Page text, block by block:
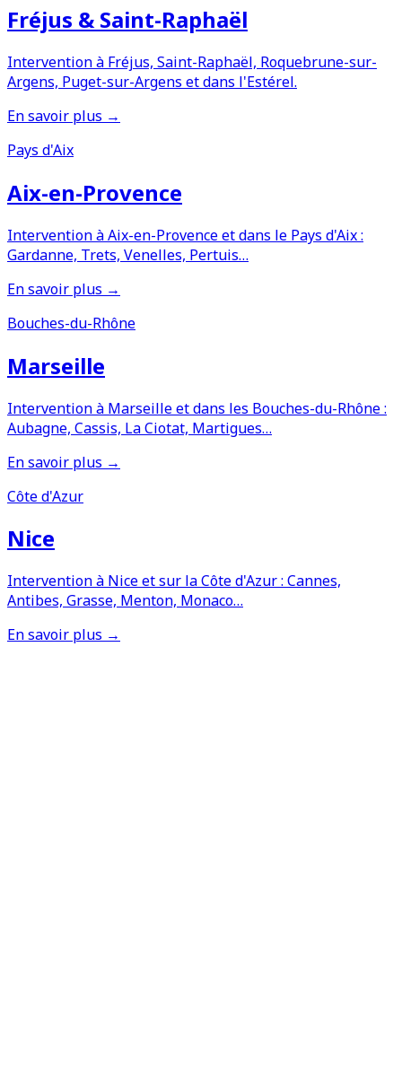
Fréjus & Saint-Raphaël
Intervention à Fréjus, Saint-Raphaël, Roquebrune-sur-
Argens, Puget-sur-Argens et dans l'Estérel.
En savoir plus →
Pays d'Aix
Aix-en-Provence
Intervention à Aix-en-Provence et dans le Pays d'Aix :
Gardanne, Trets, Venelles, Pertuis…
En savoir plus →
Bouches-du-Rhône
Marseille
Intervention à Marseille et dans les Bouches-du-Rhône :
Aubagne, Cassis, La Ciotat, Martigues…
En savoir plus →
Côte d'Azur
Nice
Intervention à Nice et sur la Côte d'Azur : Cannes,
Antibes, Grasse, Menton, Monaco…
En savoir plus →